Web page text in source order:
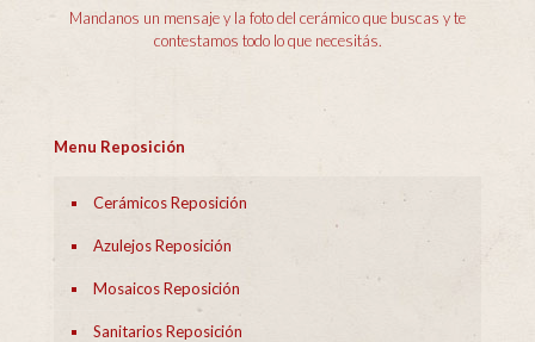
Mandanos un mensaje y la foto del cerámico que buscas y te
contestamos todo lo que necesitás.
Menu Reposición
Cerámicos Reposición
Azulejos Reposición
Mosaicos Reposición
Sanitarios Reposición